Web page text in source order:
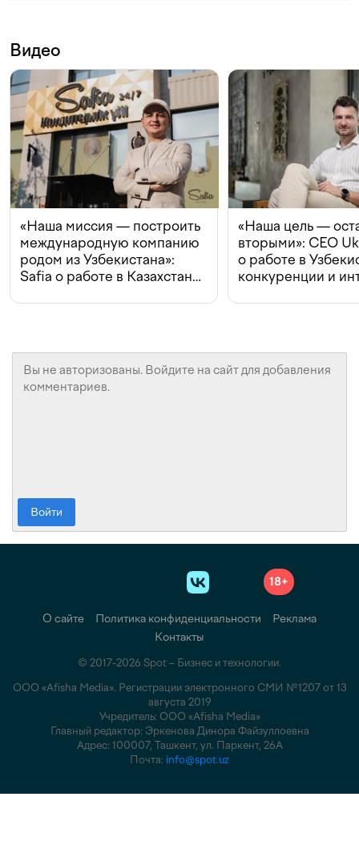
Видео
«Наша миссия — построить
международную компанию
родом из Узбекистана»:
Safia о работе в Казахстане,
«Наша цель —
вторыми»: CEO
о работе в
конкуренции и
Войти
18+
О сайте Политика конфиденциальности
Реклама
Контакты
© 2017-2026 Spot – Бизнес и технологии.
ООО «Afisha Media». Регистрации электронного СМИ №1207 от 13
августа 2019
Учредитель: ООО «Afisha Media»
Главный редактор: Эркенова Динора Файзуллоевна
Адрес: 100007, Ташкент, ул. Паркент, 26А
Почта: info@spot.uz